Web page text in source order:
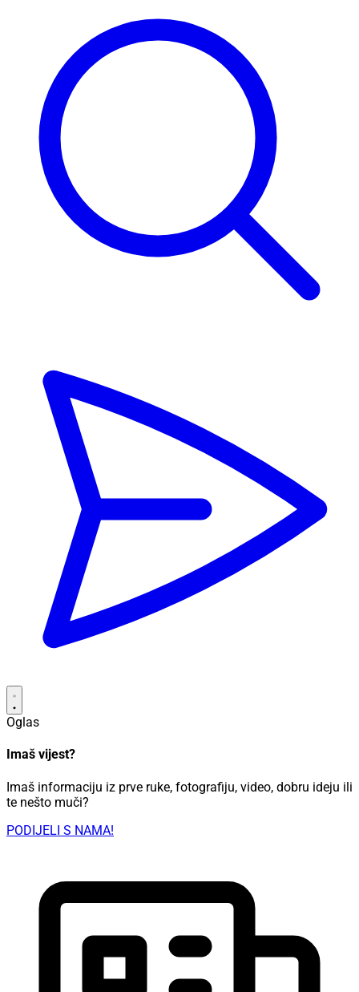
Oglas
Imaš vijest?
Imaš informaciju iz prve ruke, fotografiju, video, dobru ideju ili
te nešto muči?
PODIJELI S NAMA!